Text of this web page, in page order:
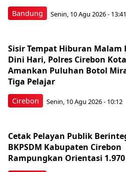
Bandung Senin, 10 Agu 2026 - 13:41
Cirebon
Sisir Tempat Hiburan Malam
Dini Hari, Polres Cirebon Kota
Amankan Puluhan Botol
Tiga Pelajar
Senin, 10 Agu 2026 - 10:12
Cetak Pelayan Publik
BKPSDM Kabupaten Cirebon
Rampungkan Orientasi 1.970